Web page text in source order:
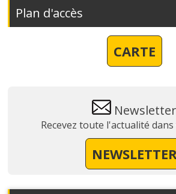
Plan d'accès
CARTE
Newsletter
Recevez toute l'actualité
NEWSLETTER